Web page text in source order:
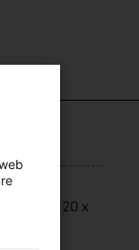
46 x 20 x